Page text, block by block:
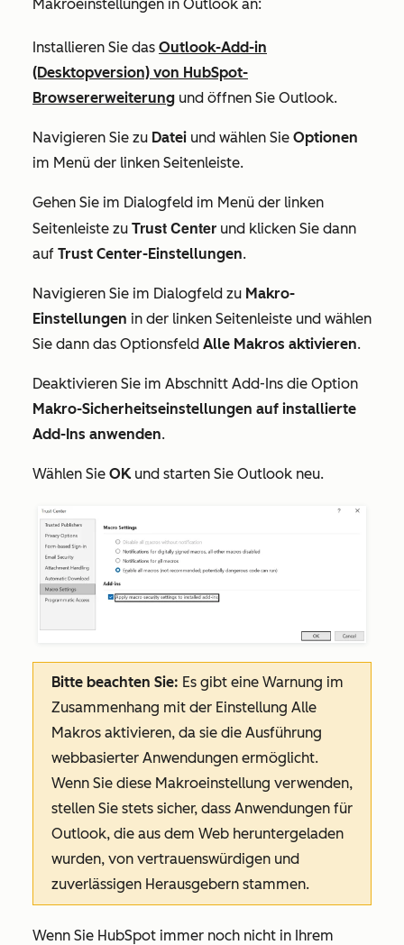
Makroeinstellungen in Outlook an:
Installieren Sie das Outlook-Add-in
(Desktopversion) von HubSpot-
Browsererweiterung und öffnen Sie Outlook.
Navigieren Sie zu Datei und wählen Sie Optionen
im Menü der linken Seitenleiste.
Gehen Sie im Dialogfeld im Menü der linken
Seitenleiste zu Trust Center und klicken Sie dann
auf Trust Center-Einstellungen.
Navigieren Sie im Dialogfeld zu Makro-
Einstellungen in der linken Seitenleiste und wählen
Sie dann das Optionsfeld Alle Makros aktivieren.
Deaktivieren Sie im Abschnitt Add-Ins die Option
Makro-Sicherheitseinstellungen auf installierte
Add-Ins anwenden.
Wählen Sie OK und starten Sie Outlook neu.
Bitte beachten Sie: Es gibt eine Warnung im
Zusammenhang mit der Einstellung Alle
Makros aktivieren, da sie die Ausführung
webbasierter Anwendungen ermöglicht.
Wenn Sie diese Makroeinstellung verwenden,
stellen Sie stets sicher, dass Anwendungen für
Outlook, die aus dem Web heruntergeladen
wurden, von vertrauenswürdigen und
zuverlässigen Herausgebern stammen.
Wenn Sie HubSpot immer noch nicht in Ihrem